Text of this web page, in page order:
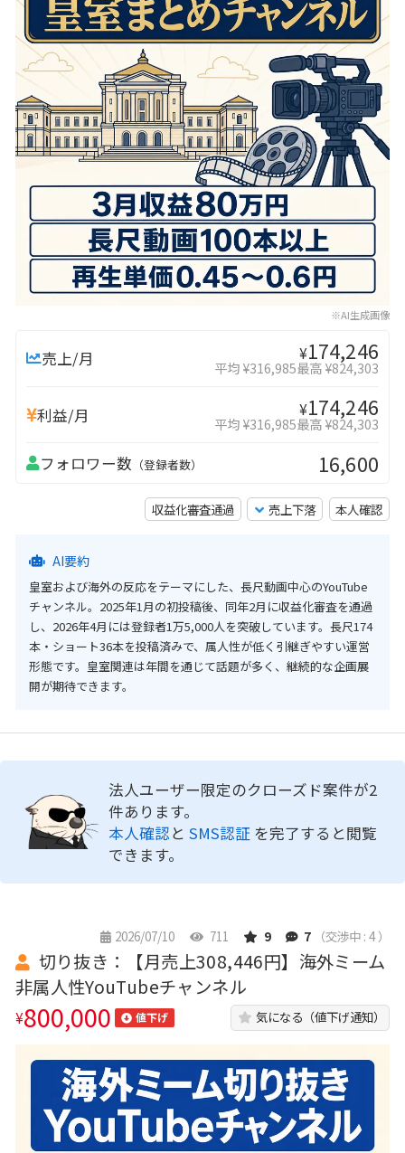
※AI生成画像
売上/月 ¥174,246
平均 ¥316,985最高 ¥824,303
利益/月 ¥174,246
平均 ¥316,985最高 ¥824,303
フォロワー数 （登録者数） 16,600
収益化審査通過 売上下落 本人確認
AI要約
皇室および海外の反応をテーマにした、長尺動画中心のYouTube
チャンネル。2025年1月の初投稿後、同年2月に収益化審査を通過
し、2026年4月には登録者1万5,000人を突破しています。長尺174
本・ショート36本を投稿済みで、属人性が低く引継ぎやすい運営
形態です。皇室関連は年間を通じて話題が多く、継続的な企画展
開が期待できます。
法人ユーザー限定のクローズド案件が2
件あります。
本人確認と SMS認証 を完了すると閲覧
できます。
2026/07/10 711 9 7 （交渉中 : 4 ）
切り抜き：【月売上308,446円】海外ミーム
非属人性YouTubeチャンネル
¥800,000 値下げ 気になる（値下げ通知）